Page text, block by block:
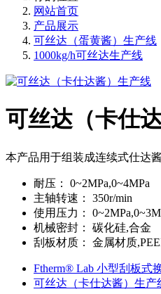
网站首页
产品展示
可丝达（蛋黄酱）生产线
1000kg/h可丝达生产线
可丝达（卡仕
本产品用于组装成连续式仕达
耐压：
0~2MPa,0~4MPa
主轴转速：
350r/min
使用压力：
机械密封：
碳化硅,合金
刮板材质：
金属材质
Ftherm® Lab 小型刮板式
可丝达（卡仕达酱）生产